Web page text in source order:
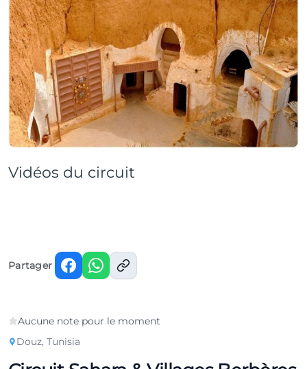
Vidéos du circuit
Partager
Aucune note pour le moment
Douz, Tunisia